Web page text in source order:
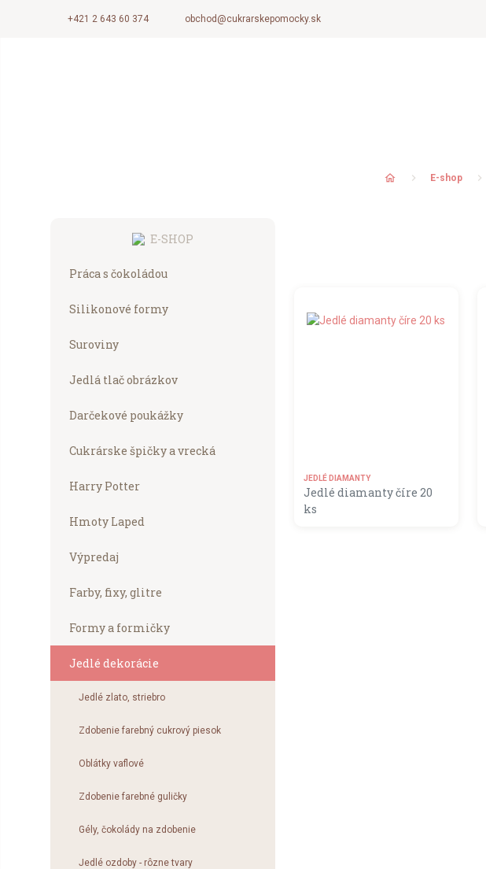
+421 2 643 60 374 obchod@cukrarskepomocky.sk
home E-shop
E-SHOP
Práca s čokoládou
Silikonové formy
Suroviny
Jedlá tlač obrázkov
Darčekové poukážky
Cukrárske špičky a vrecká
Harry Potter
Hmoty Laped
Výpredaj
Farby, fixy, glitre
Formy a formičky
Jedlé dekorácie
Jedlé zlato, striebro
Zdobenie farebný cukrový piesok
Oblátky vaflové
Zdobenie farebné guličky
Gély, čokolády na zdobenie
Jedlé ozdoby - rôzne tvary
JEDLÉ DIAMANTY
Jedlé diamanty číre 20
ks